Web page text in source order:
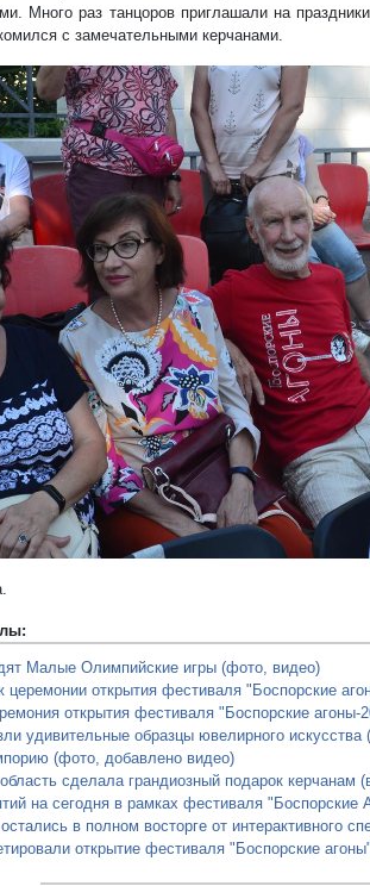
Много раз танцоров приглашали на
с замечательными керчанами.
1/36
Малые Олимпийские игры (фото, видео)
церемонии открытия фестиваля "Боспорские
открытия фестиваля "Боспорские агоны-
удивительные образцы ювелирного
(фото, добавлено видео)
сделала грандиозный подарок керчанам
на сегодня в рамках фестиваля "Боспорские
в полном восторге от интерактивного
открытие фестиваля "Боспорские